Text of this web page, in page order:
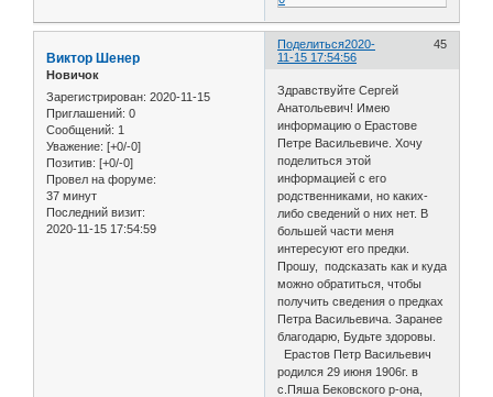
Поделиться 45
2020-
11-15 17:54:56
Виктор Шенер
Новичок
Зарегистрирован: 2020-11-15
Приглашений: 0
Сообщений: 1
Уважение: [+0/-0]
Позитив: [+0/-0]
Провел на форуме:
37 минут
Последний визит:
2020-11-15 17:54:59
Здравствуйте Сергей
Анатольевич! Имею
информацию о Ерастове
Петре Васильевиче. Хочу
поделиться этой
информацией с его
родственниками, но каких-
либо сведений о них нет. В
большей части меня
интересуют его предки.
Прошу, подсказать как и куда
можно обратиться, чтобы
получить сведения о предках
Петра Васильевича. Заранее
благодарю, Будьте здоровы.
Ерастов Петр Васильевич
родился 29 июня 1906г. в
с.Пяша Бековского р-она,